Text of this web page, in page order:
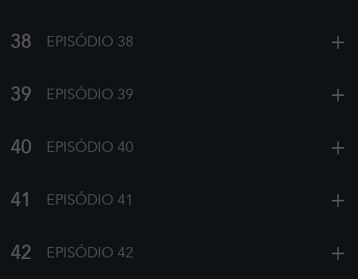
38 EPISÓDIO 38 +
39 EPISÓDIO 39 +
40 EPISÓDIO 40 +
41 EPISÓDIO 41 +
42 EPISÓDIO 42 +